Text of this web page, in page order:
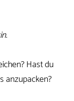
Hast du
anzupacken?